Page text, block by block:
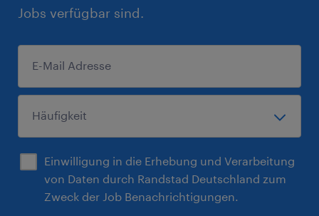
Jobs verfügbar sind.
Einwilligung in die Erhebung und Verarbeitung
von Daten durch Randstad Deutschland zum
Zweck der Job Benachrichtigungen.